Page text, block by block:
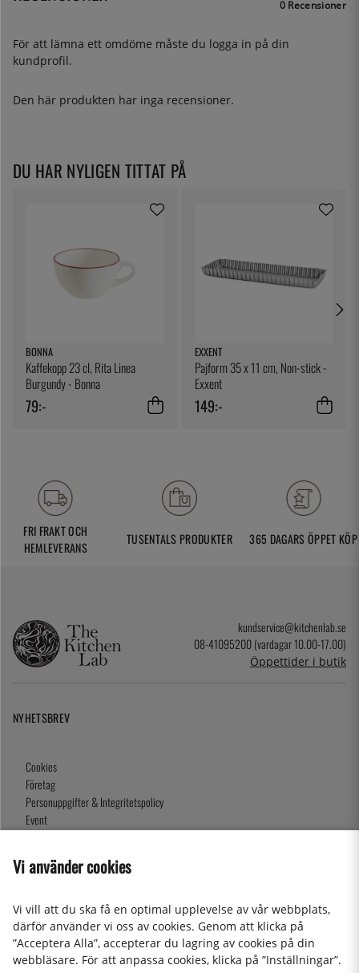
0 Recensioner
För att lämna ett omdöme måste du logga in på din
kundprofil.
Den här produkten har inga recensioner.
DU HAR NYLIGEN TITTAT PÅ
BONNA
Kaffekopp 23 cl, Rita Linea
Burgundy - Bonna
79:-
EXXENT
Pajform 35 x 11 cm, Non-stick -
Exxent
149:-
FRI FRAKT OCH
HEMLEVERANS
TUSENTALS PRODUKTER 365 DAGARS ÖPPET KÖP
kundservice@kitchenlab.se
08-41095200 (vardagar 10.00-17.00)
Öppettider i butik
NYHETSBREV
Cookies
Företag
Personuppgifter & Integritetspolicy
Event
Presentkort
2026 KitchenLab AB
Vi använder cookies
Vi vill att du ska få en optimal upplevelse av vår webbplats,
därför använder vi oss av cookies. Genom att klicka på
”Acceptera Alla”, accepterar du lagring av cookies på din
webbläsare. För att anpassa cookies, klicka på ”Inställningar”.